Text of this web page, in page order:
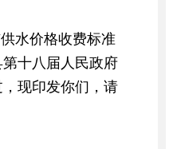
价格收费标准
十八届人民政府
现印发你们，请